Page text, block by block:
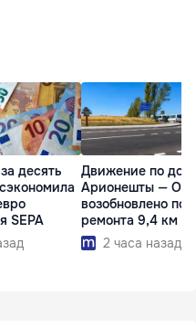
десять
SEPA
Движение по
Арионешты —
возобновлено
ремонта 9,4 км
2 часа назад